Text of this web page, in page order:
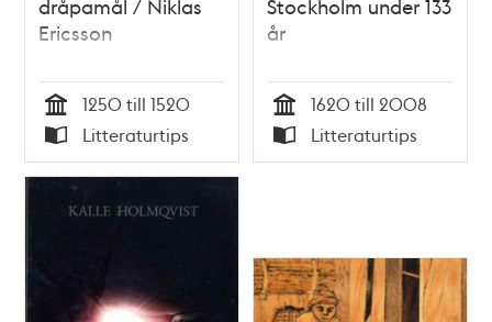
dråpamål / Niklas
Ericsson
Tid
1250 till 1520
Typ
Litteraturtips
Stockholm under 133
år
Tid
1620 till 2008
Typ
Litteraturtips